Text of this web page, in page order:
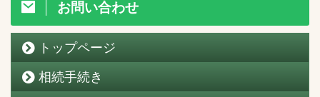
お問い合わせ
トップページ
相続手続き